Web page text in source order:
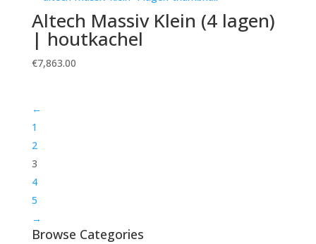
Altech Massiv Klein (4 lagen)
| houtkachel
€7,863.00
←
1
2
3
4
5
→
Browse Categories